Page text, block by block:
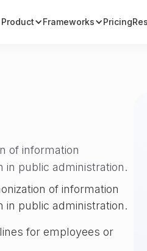
Product Frameworks Pricing
of information
in public administration.
of information
in public administration.
for employees or